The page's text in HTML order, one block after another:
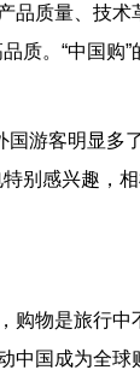
品质量、技
质。“中国购”
游客明显多
别感兴趣，
购物是旅行
中国成为全球